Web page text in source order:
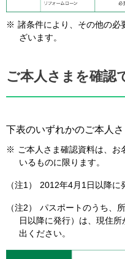
※ 諸条件により、その他の必
ざいます。
ご本人さまを確認
下表のいずれかのご本人
※ ご本人さま確認資料は、
いるものに限ります。
（注1） 2012年4月1日以降に
（注2）
パスポートのうち、
日以降に発行）は、現住
出ください。